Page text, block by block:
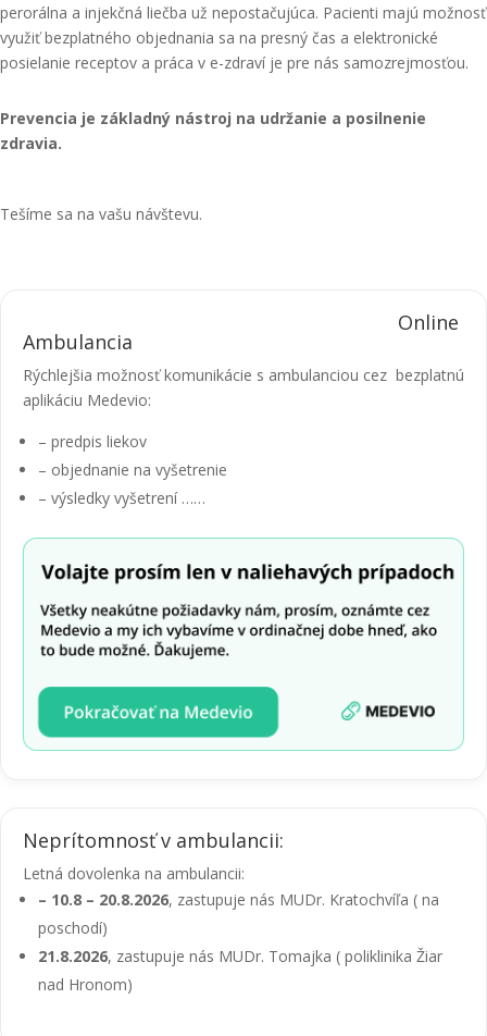
perorálna a injekčná liečba už nepostačujúca. Pacienti majú možnosť
využiť bezplatného objednania sa na presný čas a elektronické
posielanie receptov a práca v e-zdraví je pre nás samozrejmosťou.
Prevencia je základný nástroj na udržanie a posilnenie
zdravia.
Tešíme sa na vašu návštevu.
Online
Ambulancia
Rýchlejšia možnosť komunikácie s ambulanciou cez bezplatnú
aplikáciu Medevio:
– predpis liekov
– objednanie na vyšetrenie
– výsledky vyšetrení ……
Neprítomnosť v ambulancii:
Letná dovolenka na ambulancii:
– 10.8 – 20.8.2026, zastupuje nás MUDr. Kratochvíľa ( na
poschodí)
21.8.2026, zastupuje nás MUDr. Tomajka ( poliklinika Žiar
nad Hronom)